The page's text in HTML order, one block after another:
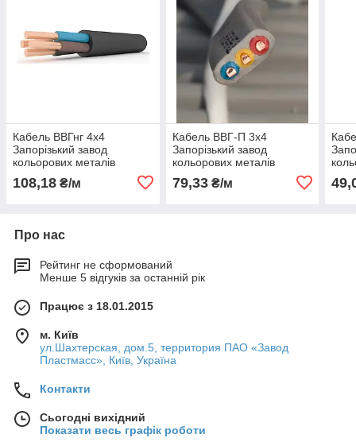
Кабель ВВГнг 4х4
Запорізький завод
кольорових металів
108,18 ₴/м
Кабель ВВГ-П 3х4
Запорізький завод
кольорових металів
79,33₴/м
Про нас
Рейтинг не сформований
Менше 5 відгуків за останній рік
Працює з 18.01.2015
м. Київ
ул.Шахтерская, дом.5, территория ПАО «Завод
Пластмасс», Київ, Україна
Контакти
Сьогодні вихідний
Показати весь графік роботи